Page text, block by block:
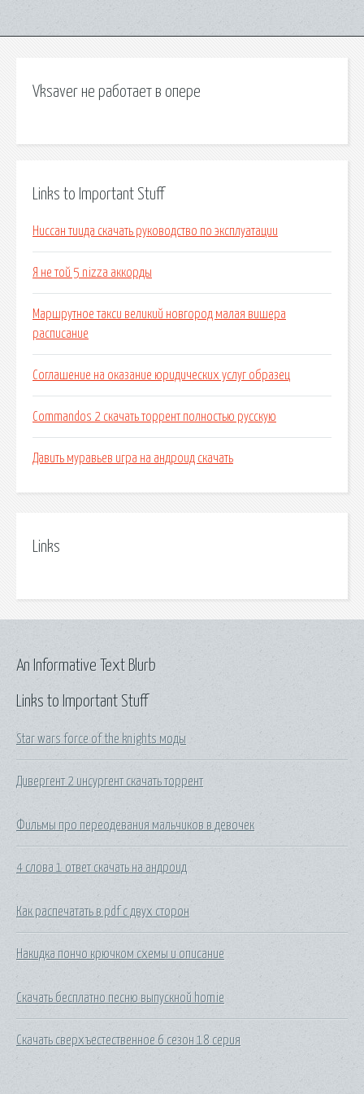
Vksaver не работает в опере
Links to Important Stuff
Ниссан тиида скачать руководство по эксплуатации
Я не той 5 nizza аккорды
Маршрутное такси великий новгород малая вишера
расписание
Соглашение на оказание юридических услуг образец
Commandos 2 скачать торрент полностью русскую
Давить муравьев игра на андроид скачать
Links
Links to Important Stuff
Star wars force of the knights моды
Дивергент 2 инсургент скачать торрент
Фильмы про переодевания мальчиков в девочек
4 слова 1 ответ скачать на андроид
Как распечатать в pdf с двух сторон
Накидка пончо крючком схемы и описание
Скачать бесплатно песню выпускной homie
Скачать сверхъестественное 6 сезон 18 серия
An Informative Text Blurb